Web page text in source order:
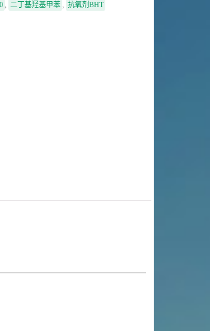
, 二丁基羟基甲苯 , 抗氧剂BHT